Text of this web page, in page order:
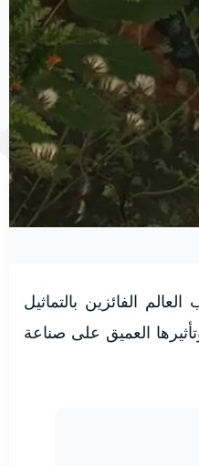
حيث يترقب العالم الفائزين بالتماثيل
العميق على صناعة